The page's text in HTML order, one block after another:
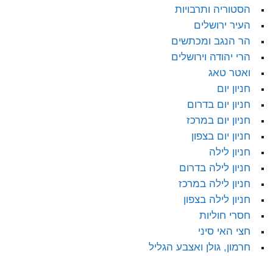
הסטוריה ותרבויות
העיר ירושלים
הר הנגב ומכתשים
הרי יהודה וירושלים
ואטר טאג
חניון יום
חניון יום בדרום
חניון יום במרכז
חניון יום בצפון
חניון לילה
חניון לילה בדרום
חניון לילה במרכז
חניון לילה בצפון
חסרי חוליות
חצי האי סיני
חרמון, גולן ואצבע הגליל